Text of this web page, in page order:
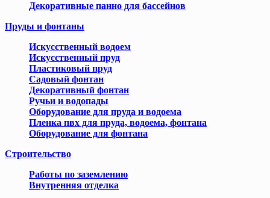
Декоративные панно для бассейнов
Пруды и фонтаны
Искусственный водоем
Искусственный пруд
Пластиковый пруд
Садовый фонтан
Декоративный фонтан
Ручьи и водопады
Оборудование для пруда и водоема
Пленка пвх для пруда, водоема, фонтана
Оборудование для фонтана
Cтроительство
Работы по заземлению
Внутренняя отделка